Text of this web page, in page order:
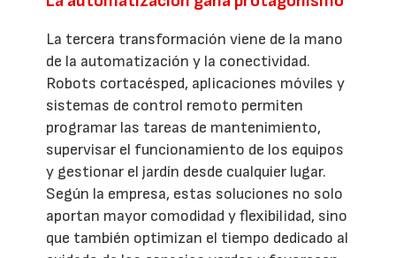
La tercera transformación viene de la mano
de la automatización y la conectividad.
Robots cortacésped, aplicaciones móviles y
sistemas de control remoto permiten
programar las tareas de mantenimiento,
supervisar el funcionamiento de los equipos
y gestionar el jardín desde cualquier lugar.
Según la empresa, estas soluciones no solo
aportan mayor comodidad y flexibilidad, sino
que también optimizan el tiempo dedicado al